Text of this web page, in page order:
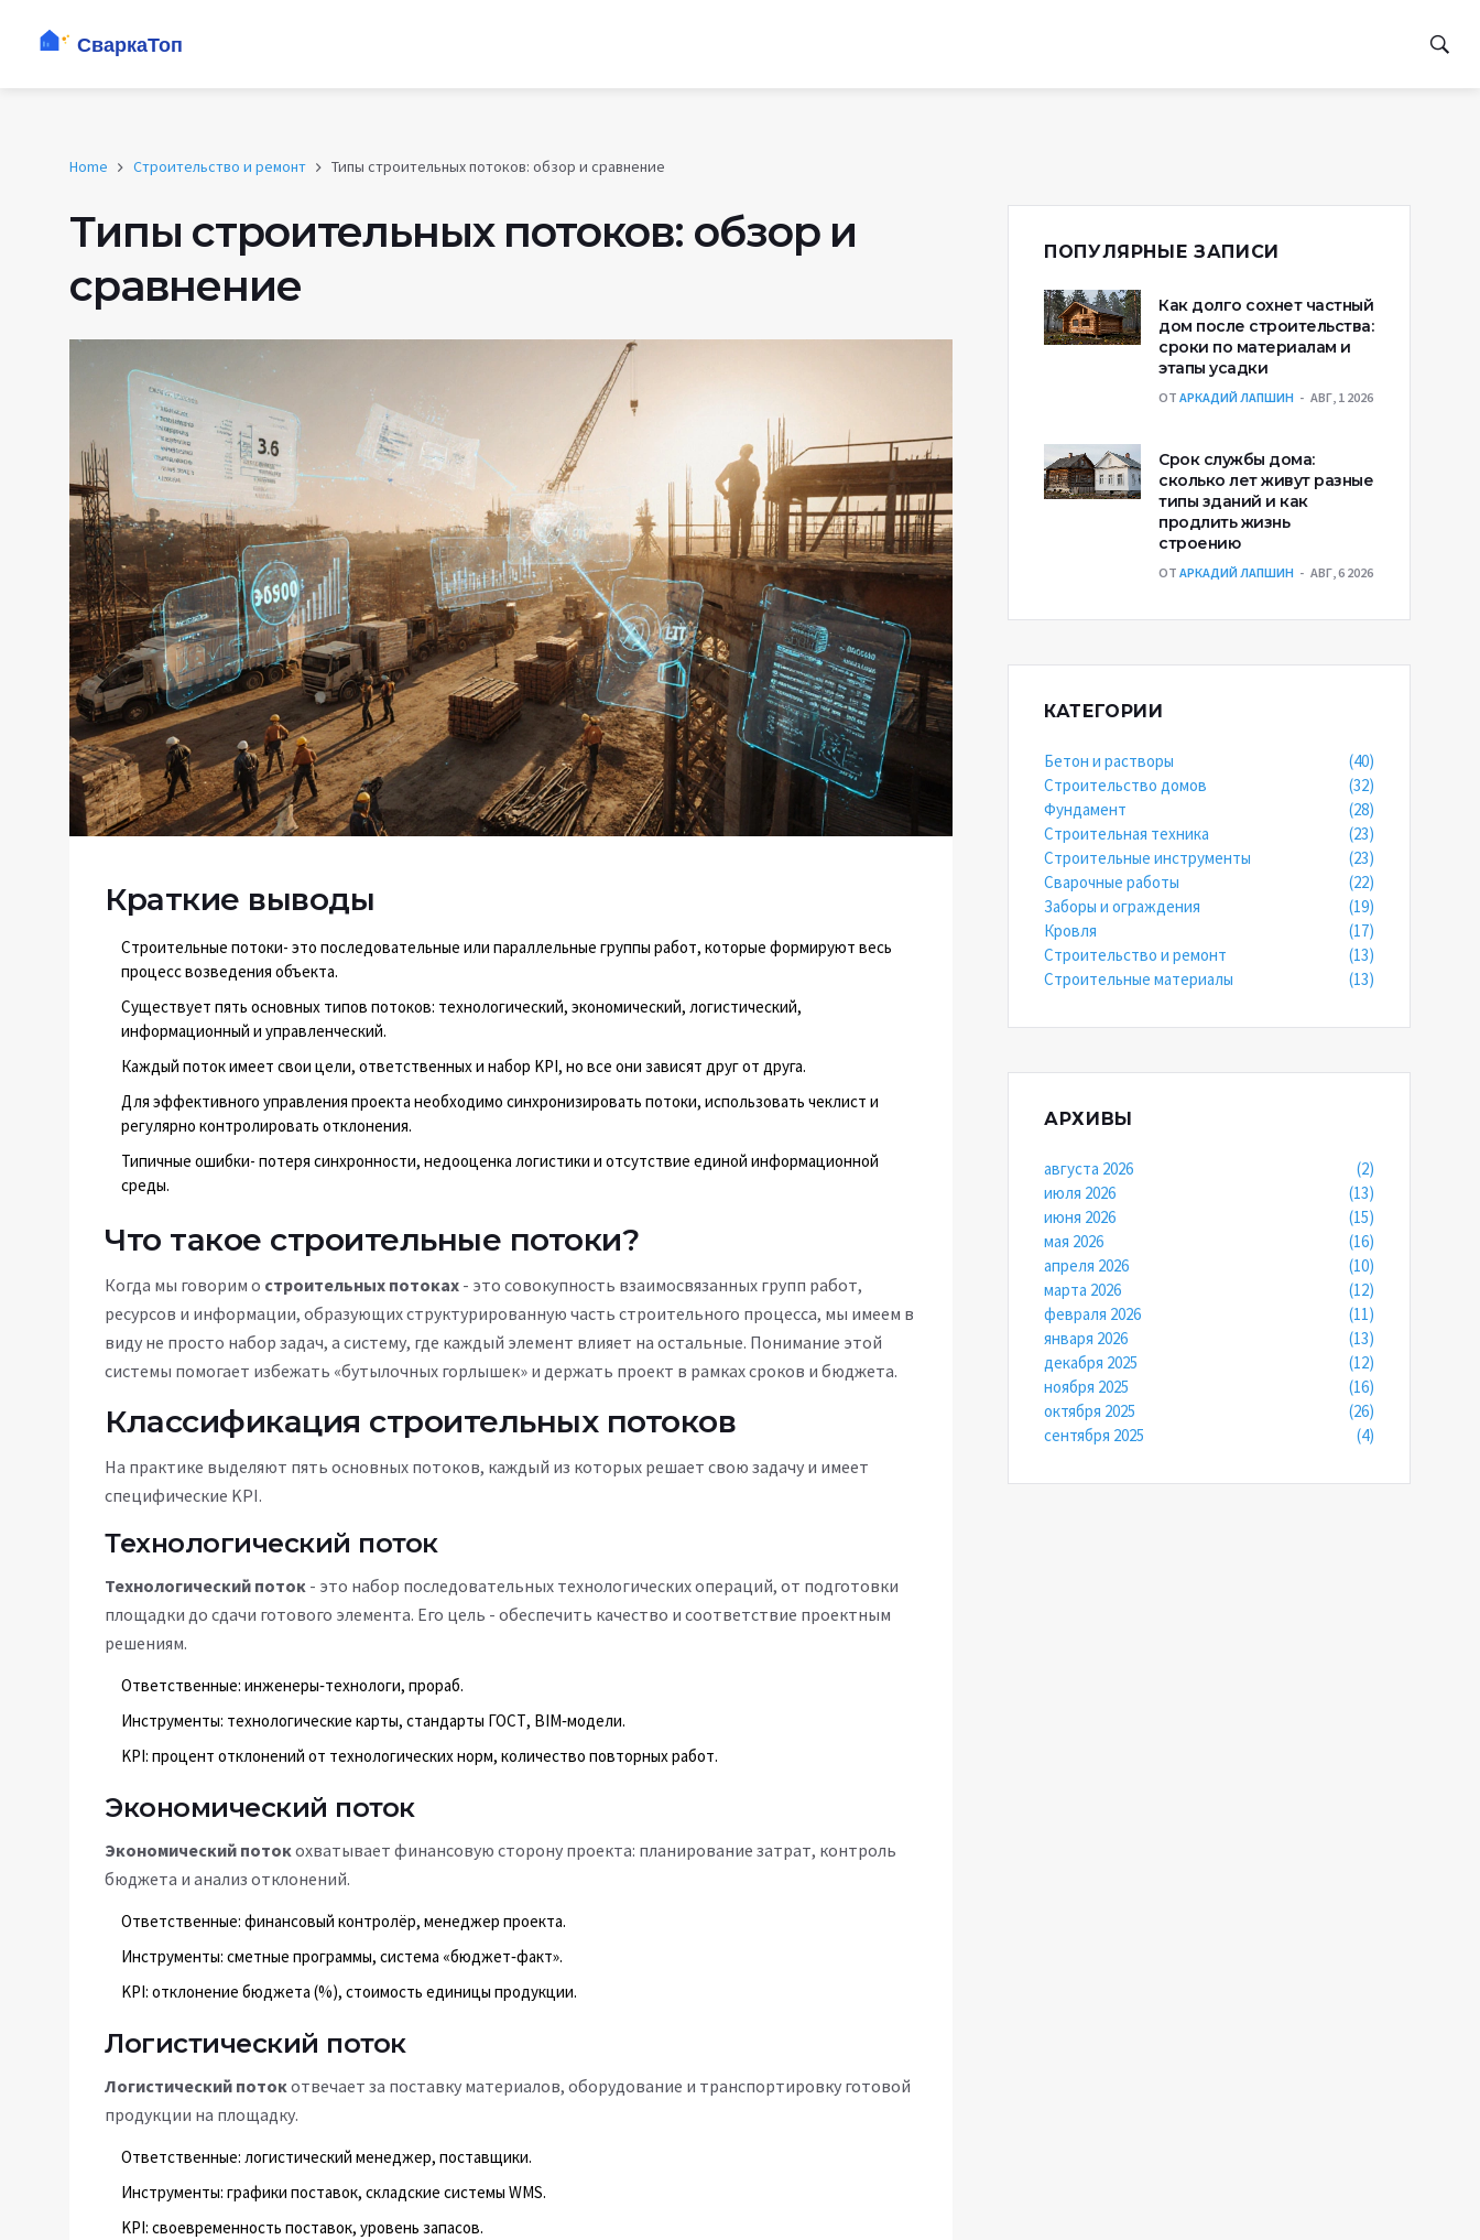
Home Строительство и ремонт Типы строительных потоков: обзор и сравнение
Типы строительных потоков: обзор и
сравнение
Краткие выводы
Строительные потоки- это последовательные или параллельные группы работ, которые формируют весь
процесс возведения объекта.
Существует пять основных типов потоков: технологический, экономический, логистический,
информационный и управленческий.
Каждый поток имеет свои цели, ответственных и набор KPI, но все они зависят друг от друга.
Для эффективного управления проекта необходимо синхронизировать потоки, использовать чеклист и
регулярно контролировать отклонения.
Типичные ошибки- потеря синхронности, недооценка логистики и отсутствие единой информационной
среды.
Что такое строительные потоки?
Когда мы говорим о строительных потоках - это совокупность взаимосвязанных групп работ,
ресурсов и информации, образующих структурированную часть строительного процесса, мы имеем в
виду не просто набор задач, а систему, где каждый элемент влияет на остальные. Понимание этой
системы помогает избежать «бутылочных горлышек» и держать проект в рамках сроков и бюджета.
Классификация строительных потоков
На практике выделяют пять основных потоков, каждый из которых решает свою задачу и имеет
специфические KPI.
Технологический поток
Технологический поток - это набор последовательных технологических операций, от подготовки
площадки до сдачи готового элемента. Его цель - обеспечить качество и соответствие проектным
решениям.
Ответственные: инженеры‑технологи, прораб.
Инструменты: технологические карты, стандарты ГОСТ, BIM‑модели.
KPI: процент отклонений от технологических норм, количество повторных работ.
Экономический поток
Экономический потокохватывает финансовую сторону проекта: планирование затрат, контроль
бюджета и анализ отклонений.
Ответственные: финансовый контролёр, менеджер проекта.
Инструменты: сметные программы, система «бюджет‑факт».
KPI: отклонение бюджета (%), стоимость единицы продукции.
Логистический поток
Логистический потокотвечает за поставку материалов, оборудование и транспортировку готовой
продукции на площадку.
Ответственные: логистический менеджер, поставщики.
Инструменты: графики поставок, складские системы WMS.
KPI: своевременность поставок, уровень запасов.
ПОПУЛЯРНЫЕ ЗАПИСИ
Как долго сохнет частный
дом после строительства:
сроки по материалам и
этапы усадки
ОТ АРКАДИЙ ЛАПШИН АВГ, 1 2026
Срок службы дома:
сколько лет живут разные
типы зданий и как
продлить жизнь
строению
ОТ АРКАДИЙ ЛАПШИН АВГ, 6 2026
КАТЕГОРИИ
Бетон и растворы
(40)
Строительство домов
(32)
Фундамент
(28)
Строительная техника
(23)
Строительные инструменты
(23)
Сварочные работы
(22)
Заборы и ограждения
(19)
Кровля
(17)
Строительство и ремонт
(13)
Строительные материалы
(13)
АРХИВЫ
августа 2026
(2)
июля 2026
(13)
июня 2026
(15)
мая 2026
(16)
апреля 2026
(10)
марта 2026
(12)
февраля 2026
(11)
января 2026
(13)
декабря 2025
(12)
ноября 2025
(16)
октября 2025
(26)
сентября 2025
(4)